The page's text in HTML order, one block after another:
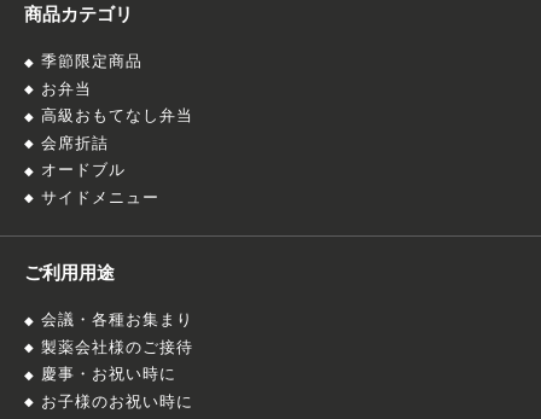
商品カテゴリ
季節限定商品
お弁当
高級おもてなし弁当
会席折詰
オードブル
サイドメニュー
ご利用用途
会議・各種お集まり
製薬会社様のご接待
慶事・お祝い時に
お子様のお祝い時に